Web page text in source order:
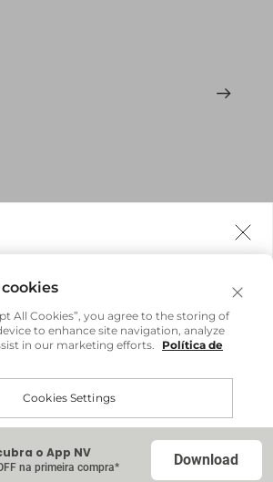
importa onde você estiver.
no site internacional
o App NV
na primeira compra* Download
All Cookies”, you agree to the storing of
to enhance site navigation, analyze
in our marketing efforts.
Política de
Cookies Settings
Accept All Cookies